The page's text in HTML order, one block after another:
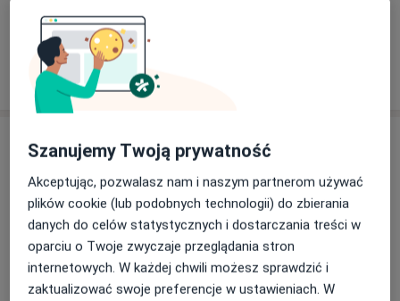
USG jamy brzusznej
USG krwiaka pourazowego mięśni
USG narządów moszny (jąder)
USG piersi
USG tarczycy
przepuklina brzuszna etc.)
USG układu moczowego
USG węzłów chłonnych
Zobacz więcej
Usługi
Wszystkie
EEG - elektroencefalografia
400 zł
SzczegółyEEG - elektroencefalografia
Szanujemy Twoją prywatność
Akceptując, pozwalasz nam i naszym partnerom używać
plików cookie (lub podobnych technologii) do zbierania
danych do celów statystycznych i dostarczania treści w
oparciu o Twoje zwyczaje przeglądania stron
internetowych. W każdej chwili możesz sprawdzić i
zaktualizować swoje preferencje w ustawieniach. W